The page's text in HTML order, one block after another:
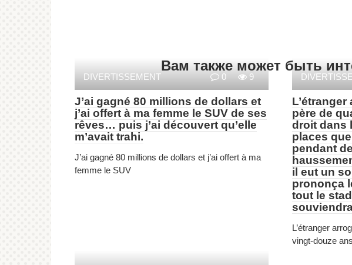
Вам также может быть
DIVERTISSEMENT 0 9
J’ai gagné 80 millions de dollars et
j’ai offert à ma femme le SUV de ses
rêves… puis j’ai découvert qu’elle
m’avait trahi.
J’ai gagné 80 millions de dollars et j’ai offert à ma
femme le SUV
père de
droit dans
places
pendant
il eut un
prononça
tout le
L’étranger
vingt-douze